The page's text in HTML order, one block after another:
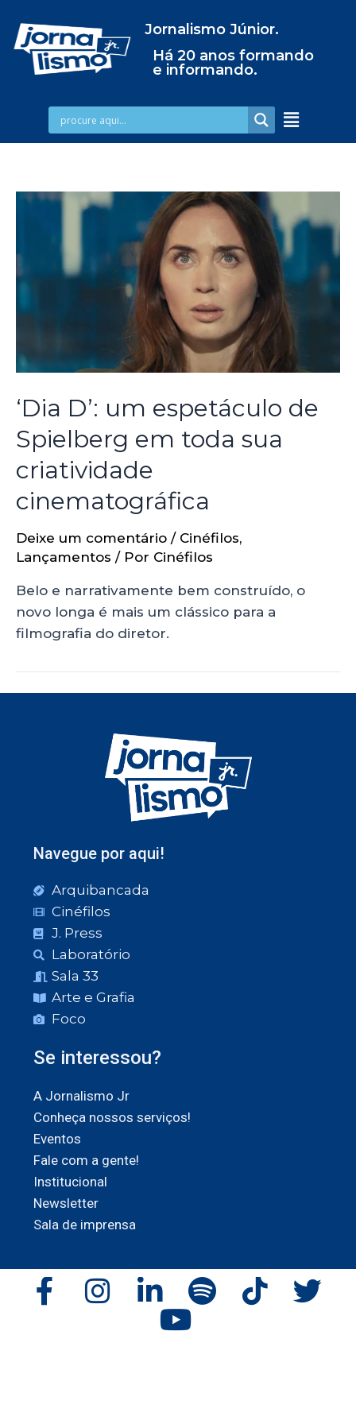
Jornalismo Júnior.
Há 20 anos formando
e informando.
‘Dia D’: um espetáculo de
Spielberg em toda sua
criatividade
cinematográfica
Deixe um comentário / Cinéfilos,
Lançamentos / Por Cinéfilos
Belo e narrativamente bem construído, o
novo longa é mais um clássico para a
filmografia do diretor.
Navegue por aqui!
Arquibancada
Cinéfilos
J. Press
Laboratório
Sala 33
Arte e Grafia
Foco
Se interessou?
A Jornalismo Jr
Conheça nossos serviços!
Eventos
Fale com a gente!
Institucional
Newsletter
Sala de imprensa